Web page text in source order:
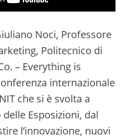
Noci, Professore
Politecnico di
– Everything is
internazionale
che si è svolta a
delle Esposizioni, dal
l’innovazione, nuovi